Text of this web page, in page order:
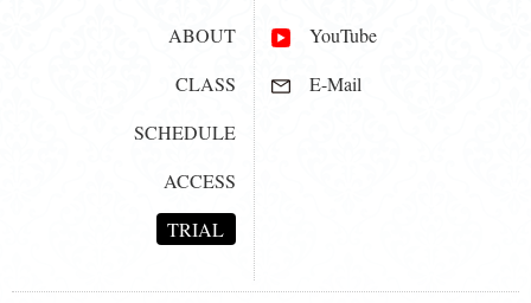
ABOUT
CLASS
SCHEDULE
ACCESS
TRIAL
YouTube
E-Mail